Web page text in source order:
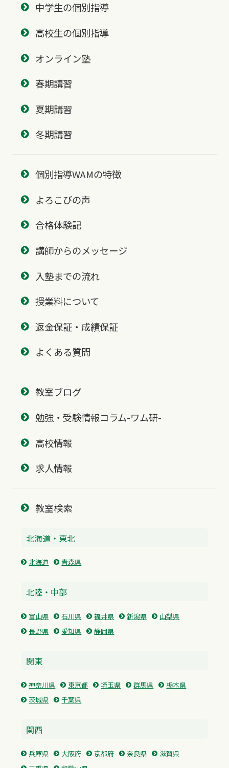
中学生の個別指導
高校生の個別指導
オンライン塾
春期講習
夏期講習
冬期講習
個別指導WAMの特徴
よろこびの声
合格体験記
講師からのメッセージ
入塾までの流れ
授業料について
返金保証・成績保証
よくある質問
教室ブログ
勉強・受験情報コラム-ワム研-
高校情報
求人情報
教室検索
北海道・東北
北海道 青森県
北陸・中部
富山県 石川県 福井県 新潟県
山梨県
長野県
愛知県 静岡県
関東
神奈川県 東京都 埼玉県 群馬県
栃木県
茨城県
千葉県
関西
兵庫県 大阪府 京都府 奈良県
滋賀県